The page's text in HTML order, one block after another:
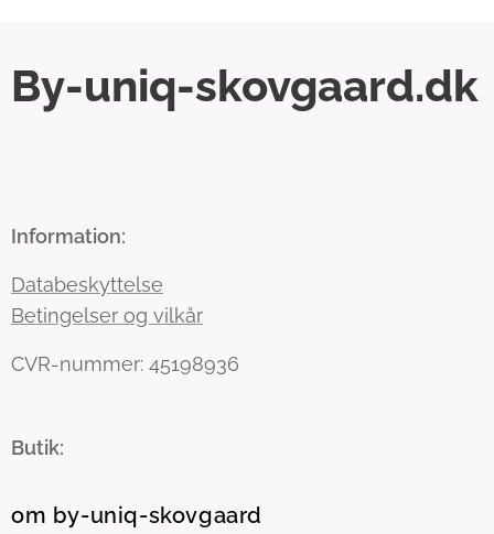
By-uniq-skovgaard.dk
Information:
Databeskyttelse
Betingelser og vilkår
CVR-nummer: 45198936
Butik:
om by-uniq-skovgaard